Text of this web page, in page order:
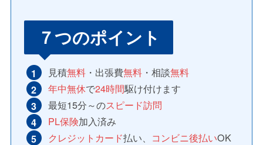
７つのポイント
見積無料・出張費無料・相談無料
年中無休で24時間駆け付けます
最短15分～のスピード訪問
PL保険加入済み
クレジットカード払い、 コンビニ後払いOK